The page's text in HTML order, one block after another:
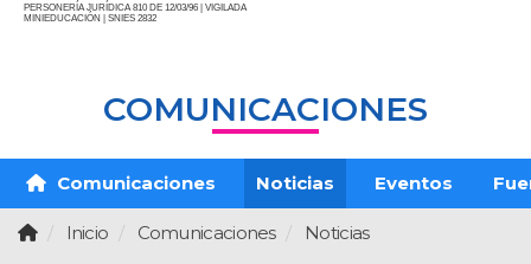
PERSONERÍA JURÍDICA 810 DE 12/03/96 | VIGILADA
MINIEDUCACIÓN | SNIES 2832
COMUNICACIONES
Comunicaciones Noticias Eventos
Inicio Comunicaciones Noticias